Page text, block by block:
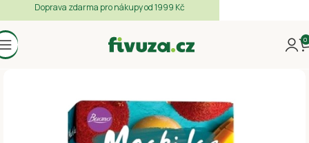
0
Doprava zdarma pro nákupy od 1999 Kč